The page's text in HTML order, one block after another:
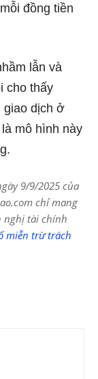
đồng tiền
lẫn và
cho thấy
giao dịch ở
mô hình này
9/9/2025 của
chỉ mang
nghị tài chính
miễn trừ trách